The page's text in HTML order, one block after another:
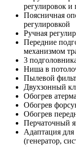
регулировок и
Поясничная
регулировкой
Ручная
Передние
механизмом
3
Ниша в
Пылевой
Двухзонный
Обогрев
Обогрев
Обогрев
Перчаточный
Адаптация
(генератор,